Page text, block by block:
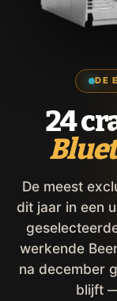
DE
24
De meest
dit jaar in een
werkende
na december
blijft